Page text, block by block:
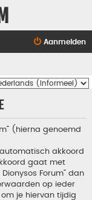
Aanmelden
(hierna genoemd
akkoord
gaat met
Forum” dan
op ieder
je hiervan tijdig